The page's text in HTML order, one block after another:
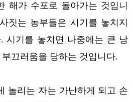
해가 수포로 돌아가는 것입니
짓는 농부들은 시기를 놓치지
시기를 놓치면 나중에는 큰 낭
끄러움을 당하는 것입니다.
놀리는 자는 가난하게 되고 손